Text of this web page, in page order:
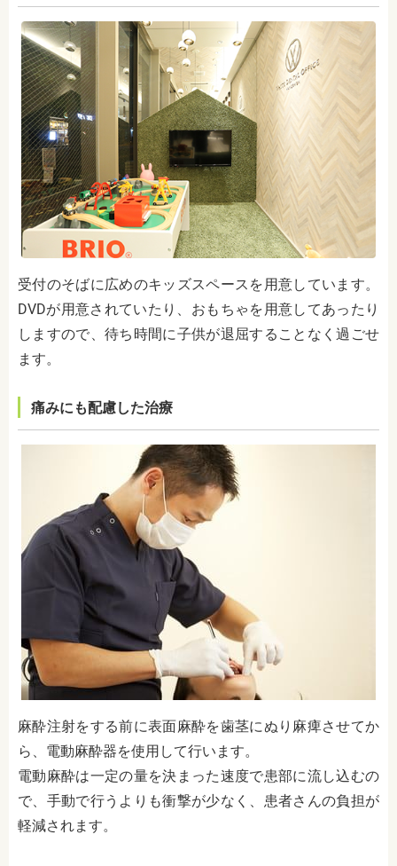
受付のそばに広めのキッズスペースを用意しています。
DVDが用意されていたり、おもちゃを用意してあったり
しますので、待ち時間に子供が退屈することなく過ごせ
ます。
痛みにも配慮した治療
麻酔注射をする前に表面麻酔を歯茎にぬり麻痺させてか
ら、電動麻酔器を使用して行います。
電動麻酔は一定の量を決まった速度で患部に流し込むの
で、手動で行うよりも衝撃が少なく、患者さんの負担が
軽減されます。